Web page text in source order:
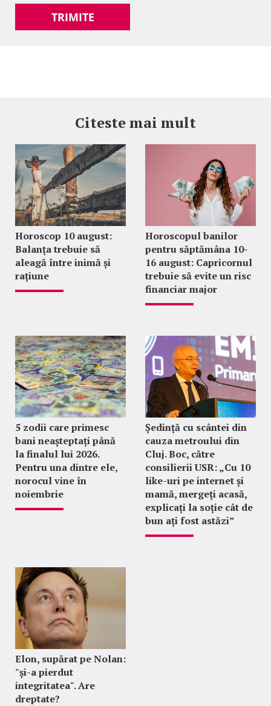
TRIMITE
Citeste mai mult
Horoscop 10 august:
Balanța trebuie să
aleagă între inimă și
rațiune
Horoscopul banilor
pentru săptămâna 10-
16 august: Capricornul
trebuie să evite un risc
financiar major
5 zodii care primesc
bani neașteptați până
la finalul lui 2026.
Pentru una dintre ele,
norocul vine în
noiembrie
Ședință cu scântei din
cauza metroului din
Cluj. Boc, către
consilierii USR: „Cu 10
like-uri pe internet și
mamă, mergeți acasă,
explicați la soție cât de
bun ați fost astăzi”
Elon, supărat pe Nolan:
"şi-a pierdut
integritatea". Are
dreptate?